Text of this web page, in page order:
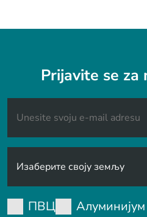
Prijavite se
ПВЦ Алуминијум